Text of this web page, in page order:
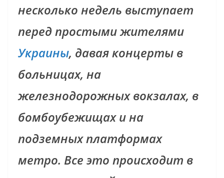
несколько недель выступает
перед простыми жителями
Украины, давая концерты в
больницах, на
железнодорожных вокзалах, в
бомбоубежищах и на
подземных платформах
метро. Все это происходит в